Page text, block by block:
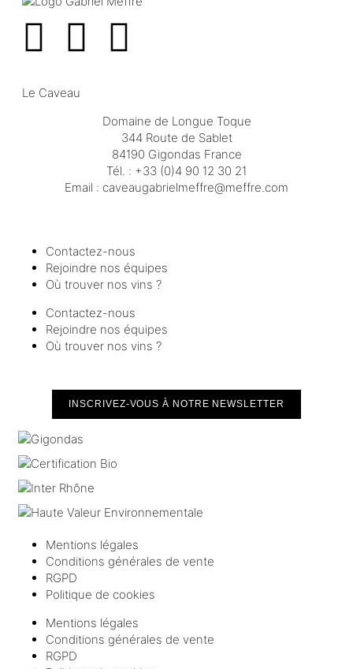
Le Caveau
Domaine de Longue Toque
344 Route de Sablet
84190 Gigondas France
Tél. : +33 (0)4 90 12 30 21
Email : moc.erffem@erffemleirbaguaevac
Contactez-nous
Rejoindre nos équipes
Où trouver nos vins ?
Contactez-nous
Rejoindre nos équipes
Où trouver nos vins ?
INSCRIVEZ-VOUS À NOTRE NEWSLETTER
Mentions légales
Conditions générales de vente
RGPD
Politique de cookies
Mentions légales
Conditions générales de vente
RGPD